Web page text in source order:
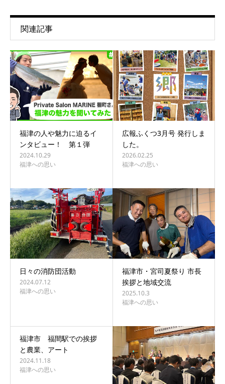
関連記事
福津の人や魅力に迫るイ
ンタビュー！ 第１弾
2024.10.29
福津への思い
広報ふくつ3月号 発行しま
した。
2026.02.25
福津への思い
日々の消防団活動
2024.07.12
福津への思い
福津市・宮司夏祭り 市長
挨拶と地域交流
2025.10.3
福津への思い
福津市 福間駅での挨拶
と農業、アート
2024.11.18
福津への思い